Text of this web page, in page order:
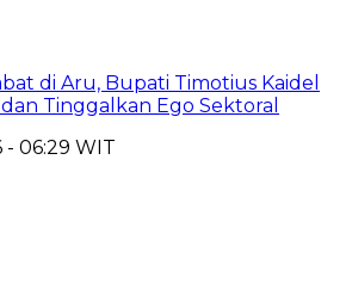
di Aru, Bupati Timotius Kaidel
Tinggalkan Ego Sektoral
- 06:29 WIT